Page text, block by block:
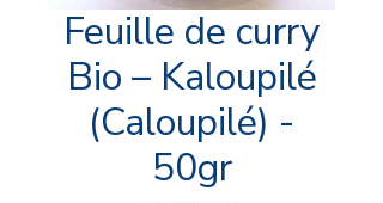
Feuille de curry
Bio – Kaloupilé
(Caloupilé) -
50gr